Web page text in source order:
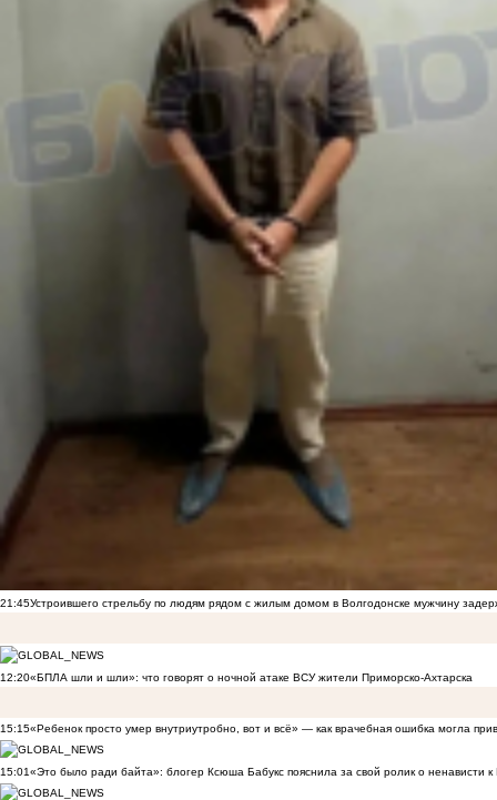
21:45Устроившего стрельбу по людям рядом с жилым домом в Волгодонске мужчину
12:20«БПЛА шли и шли»: что говорят о ночной атаке ВСУ жители Приморско-Ахтарска
15:15«Ребенок просто умер внутриутробно, вот и всё» — как врачебная ошибка могла
15:01«Это было ради байта»: блогер Ксюша Бабукс пояснила за свой ролик о ненависти